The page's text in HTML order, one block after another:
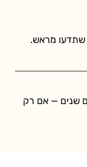
מראש.
שנים — אם רק